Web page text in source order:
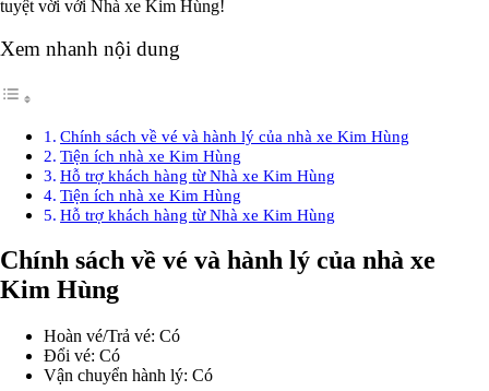
tuyệt vời với Nhà xe Kim Hùng!
Xem nhanh nội dung
Chính sách về vé và hành lý của nhà xe Kim Hùng
Tiện ích nhà xe Kim Hùng
Hỗ trợ khách hàng từ Nhà xe Kim Hùng
Tiện ích nhà xe Kim Hùng
Hỗ trợ khách hàng từ Nhà xe Kim Hùng
Chính sách về vé và hành lý của nhà xe
Kim Hùng
Hoàn vé/Trả vé: Có
Đổi vé: Có
Vận chuyển hành lý: Có